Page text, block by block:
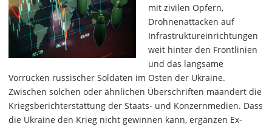
mit zivilen Opfern,
Drohnenattacken auf
Infrastruktureinrichtungen
weit hinter den Frontlinien
und das langsame
Vorrücken russischer Soldaten im Osten der Ukraine.
Zwischen solchen oder ähnlichen Überschriften mäandert die
Kriegsberichterstattung der Staats- und Konzernmedien. Dass
die Ukraine den Krieg nicht gewinnen kann, ergänzen Ex-